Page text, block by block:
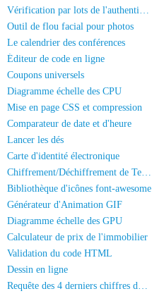
Vérification par lots de l'authentification réelle des numéros de mobile/Carte d'identité
Outil de flou facial pour photos
Le calendrier des conférences
Éditeur de code en ligne
Coupons universels
Diagramme échelle des CPU
Mise en page CSS et compression
Comparateur de date et d'heure
Lancer les dés
Carte d'identité électronique
Chiffrement/Déchiffrement de Texte
Bibliothèque d'icônes font-awesome
Générateur d'Animation GIF
Diagramme échelle des GPU
Calculateur de prix de l'immobilier
Validation du code HTML
Dessin en ligne
Requête des 4 derniers chiffres de la carte d'identité